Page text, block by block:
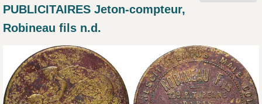
PUBLICITAIRES Jeton-compteur,
Robineau fils n.d.